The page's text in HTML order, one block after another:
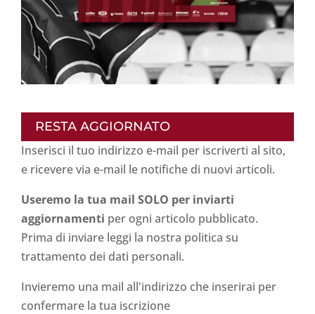
RESTA AGGIORNATO
Inserisci il tuo indirizzo e-mail per iscriverti al sito,
e ricevere via e-mail le notifiche di nuovi articoli.
Useremo la tua mail SOLO per inviarti
aggiornamenti per ogni articolo pubblicato.
Prima di inviare leggi la nostra politica su
trattamento dei dati personali.
Invieremo una mail all'indirizzo che inserirai per
confermare la tua iscrizione